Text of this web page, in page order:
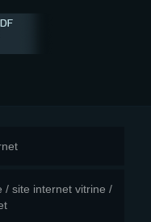
/ site internet vitrine /